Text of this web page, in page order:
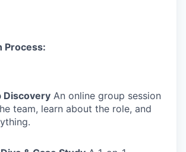
Process:
Discovery An online group session
team, learn about the role, and